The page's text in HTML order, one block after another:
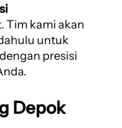
Tim kami akan
untuk
presisi
Depok